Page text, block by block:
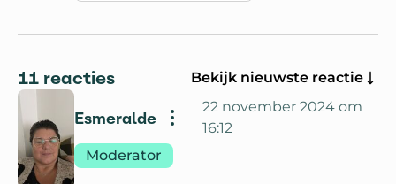
11 reacties Bekijk nieuwste reactie
Esmeralde
22 november 2024 om
16:12
Moderator